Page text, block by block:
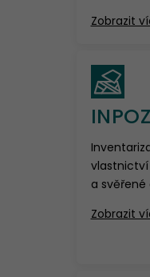
Zobrazit
INPOZ
vlastnictví
a svěřené
Zobrazit